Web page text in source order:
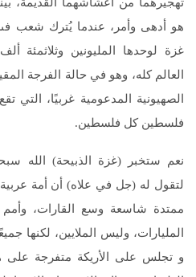
تهجيرهما من أعشاشهما القديمة،
هو أدهى وأمر، عندما يُترك شعب
غزة لوحدها المليونين وثلاثمئة
العالم كله، وهو في حالة الفرجة
الصهيونية المدعومية غربيًا، التي
فلسطين كل فلسطين.
نعم ستخبر (غزة الذبيحة) الله
لتقول له (جل في علاه) أن أمة عربية
ممتدة شاسعة وسع القارات، وأمم
المليارات، وليس الملايين، لكنها
و تجلس على الأريكة متفرجة على